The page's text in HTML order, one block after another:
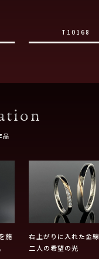
T10168
品
施
右上がりに入れた金
二人の希望の光